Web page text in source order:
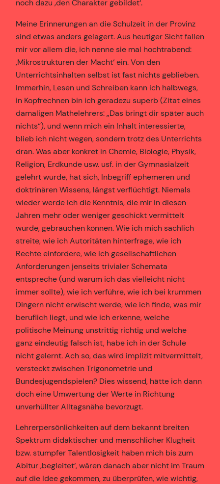
noch dazu ‚den Charakter gebildet‘.
Meine Erinnerungen an die Schulzeit in der Provinz
sind etwas anders gelagert. Aus heutiger Sicht fallen
mir vor allem die, ich nenne sie mal hochtrabend:
‚Mikrostrukturen der Macht‘ ein. Von den
Unterrichtsinhalten selbst ist fast nichts geblieben.
Immerhin, Lesen und Schreiben kann ich halbwegs,
in Kopfrechnen bin ich geradezu superb (Zitat eines
damaligen Mathelehrers: „Das bringt dir später auch
nichts“), und wenn mich ein Inhalt interessierte,
blieb ich nicht wegen, sondern trotz des Unterrichts
dran. Was aber konkret in Chemie, Biologie, Physik,
Religion, Erdkunde usw. usf. in der Gymnasialzeit
gelehrt wurde, hat sich, Inbegriff ephemeren und
doktrinären Wissens, längst verflüchtigt. Niemals
wieder werde ich die Kenntnis, die mir in diesen
Jahren mehr oder weniger geschickt vermittelt
wurde, gebrauchen können. Wie ich mich sachlich
streite, wie ich Autoritäten hinterfrage, wie ich
Rechte einfordere, wie ich gesellschaftlichen
Anforderungen jenseits trivialer Schemata
entspreche (und warum ich das vielleicht nicht
immer sollte), wie ich verführe, wie ich bei krummen
Dingern nicht erwischt werde, wie ich finde, was mir
beruflich liegt, und wie ich erkenne, welche
politische Meinung unstrittig richtig und welche
ganz eindeutig falsch ist, habe ich in der Schule
nicht gelernt. Ach so, das wird implizit mitvermittelt,
versteckt zwischen Trigonometrie und
Bundesjugendspielen? Dies wissend, hätte ich dann
doch eine Umwertung der Werte in Richtung
unverhüllter Alltagsnähe bevorzugt.
Lehrerpersönlichkeiten auf dem bekannt breiten
Spektrum didaktischer und menschlicher Klugheit
bzw. stumpfer Talentlosigkeit haben mich bis zum
Abitur ‚begleitet‘, wären danach aber nicht im Traum
auf die Idee gekommen, zu überprüfen, wie wichtig,